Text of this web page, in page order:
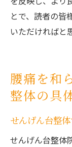
とで、読者の皆
いただければと
腰痛を和
整体の具
せんげん台整
せんげん台整体